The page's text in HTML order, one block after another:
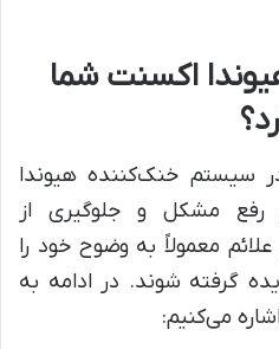
اکسنت شما
سیستم خنک‌کننده هیوندا
رفع مشکل و جلوگیری از
معمولاً به وضوح خود را
گرفته شوند. در ادامه به
می‌کنیم: